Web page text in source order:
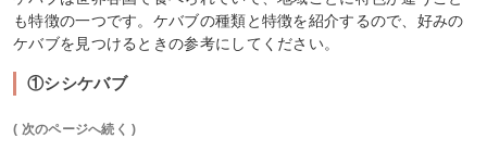
も特徴の一つです。ケバブの種類と特徴を紹介するので、好みの
ケバブを見つけるときの参考にしてください。
①シシケバブ
( 次のページへ続く )